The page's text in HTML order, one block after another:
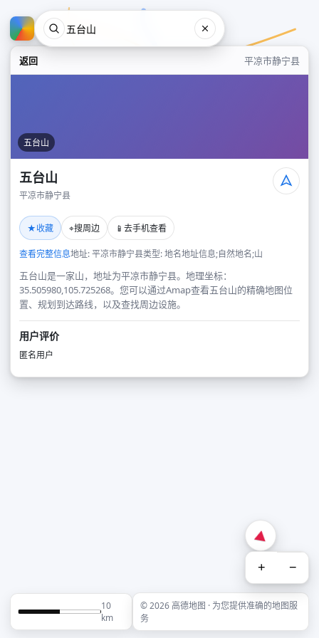
返回 平凉市静宁县
五台山
五台山
平凉市静宁县
★收藏 ⌖搜周边 📱 去手机查看
查看完整信息地址: 平凉市静宁县类型: 地名地址信息;自然地名;山
五台山是一家山，地址为平凉市静宁县。地理坐标：
35.505980,105.725268。您可以通过Amap查看五台山的精确地图位
置、规划到达路线，以及查找周边设施。
用户评价
匿名用户
+ −
10
km
© 2026 高德地图 · 为您提供准确的地图服
务